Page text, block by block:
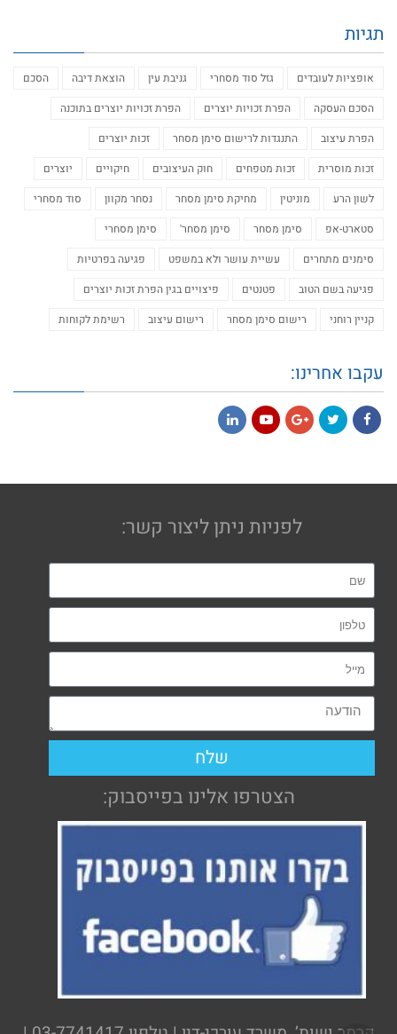
תגיות
אופציות לעובדים גזל סוד מסחרי גניבת עין הוצאת דיבה
הסכם
הסכם העסקה
הפרת זכויות יוצרים
הפרת זכויות יוצרים בתוכנה
הפרת עיצוב
התנגדות לרישום סימן מסחר
זכות יוצרים
זכות מוסרית
זכות מטפחים חוק העיצובים חיקויים
יוצרים
לשון הרע
מוניטין מחיקת סימן מסחר נסחר מקוון
סוד מסחרי
סטארט-אפ
סימן מסחר סימן מסחר'
סימן מסחרי
סימנים מתחרים
עשיית עושר ולא במשפט
פגיעה בפרטיות
פגיעה בשם הטוב
פטנטים
פיצויים בגין הפרת זכות יוצרים
קניין רוחני
רישום סימן מסחר רישום עיצוב רשימת לקוחות
עקבו אחרינו:
לפניות ניתן ליצור קשר:
שלח
הצטרפו אלינו בפייסבוק: